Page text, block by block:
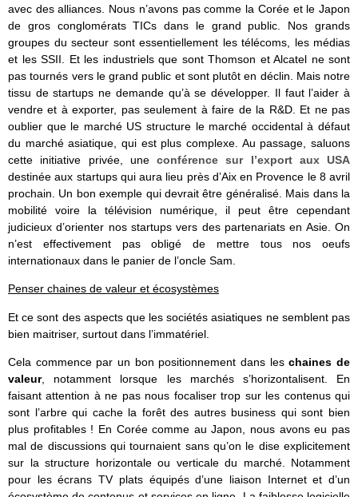
avec des alliances. Nous n’avons pas comme la Corée et le Japon
de gros conglomérats TICs dans le grand public. Nos grands
groupes du secteur sont essentiellement les télécoms, les médias
et les SSII. Et les industriels que sont Thomson et Alcatel ne sont
pas tournés vers le grand public et sont plutôt en déclin. Mais notre
tissu de startups ne demande qu’à se développer. Il faut l’aider à
vendre et à exporter, pas seulement à faire de la R&D. Et ne pas
oublier que le marché US structure le marché occidental à défaut
du marché asiatique, qui est plus complexe. Au passage, saluons
cette initiative privée, une conférence sur l’export aux USA
destinée aux startups qui aura lieu près d’Aix en Provence le 8 avril
prochain. Un bon exemple qui devrait être généralisé. Mais dans la
mobilité voire la télévision numérique, il peut être cependant
judicieux d’orienter nos startups vers des partenariats en Asie. On
n’est effectivement pas obligé de mettre tous nos oeufs
internationaux dans le panier de l’oncle Sam.
Penser chaines de valeur et écosystèmes
Et ce sont des aspects que les sociétés asiatiques ne semblent pas
bien maitriser, surtout dans l’immatériel.
Cela commence par un bon positionnement dans leschaines de
valeur, notamment lorsque les marchés s’horizontalisent. En
faisant attention à ne pas nous focaliser trop sur les contenus qui
sont l’arbre qui cache la forêt des autres business qui sont bien
plus profitables ! En Corée comme au Japon, nous avons eu pas
mal de discussions qui tournaient sans qu’on le dise explicitement
sur la structure horizontale ou verticale du marché. Notamment
pour les écrans TV plats équipés d’une liaison Internet et d’un